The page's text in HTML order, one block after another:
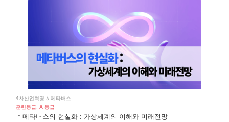
4차산업혁명  메타버스
훈련등급: A 등급
＊메타버스의 현실화 : 가상세계의 이해와 미래전망